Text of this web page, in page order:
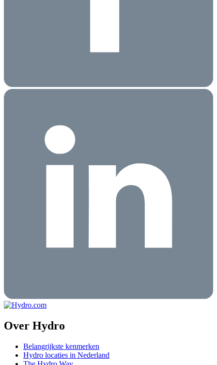
Over Hydro
Belangrijkste kenmerken
Hydro locaties in Nederland